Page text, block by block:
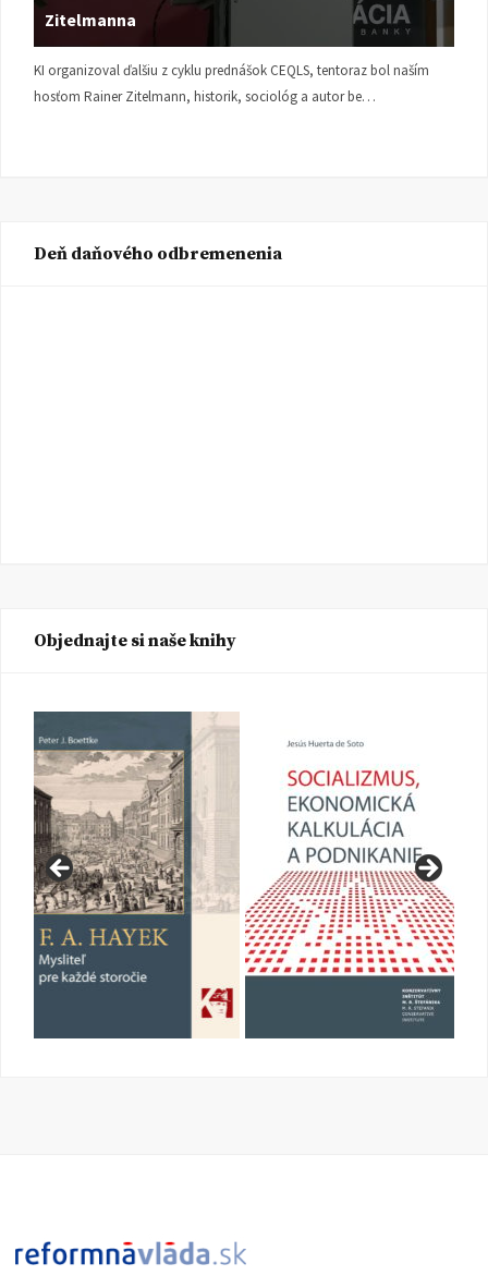
Zitelmanna
KI organizoval ďalšiu z cyklu prednášok CEQLS, tentoraz bol naším
hosťom Rainer Zitelmann, historik, sociológ a autor be…
Deň daňového odbremenenia
Objednajte si naše knihy